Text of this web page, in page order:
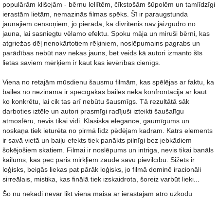
populārām klišejām - bērnu lellītēm, čīkstošām šūpolēm un tamlīdzīgi
ierastām lietām, nemazinās filmas spēks. Šī ir paraugstunda
jaunajiem censoņiem, jo pierāda, ka divritenis nav jāizgudro no
jauna, lai sasniegtu vēlamo efektu. Spoku māja un miruši bērni, kas
atgriežas dēļ nenokārtotiem rēķiniem, noslēpumains pagrabs un
parādības nebūt nav nekas jauns, bet veids kā autori izmanto šīs
lietas saviem mērķiem ir kaut kas ievērības cienīgs.
Viena no retajām mūsdienu šausmu filmām, kas spēlējas ar faktu, ka
bailes no nezināmā ir spēcīgākas bailes nekā konfrontācija ar kaut
ko konkrētu, lai cik tas arī nebūtu šausmīgs. Tā rezultātā sāk
darboties iztēle un autori prasmīgi radījuši izteikti šaušalīgu
atmosfēru, nevis tikai vidi. Klasiska elegance, gaumīgums un
noskaņa tiek ieturēta no pirmā līdz pēdējam kadram. Katrs elements
ir savā vietā un baiļu efekts tiek panākts pilnīgi bez jebkādiem
šokējošiem skatiem. Filmai ir noslēpums un intriga, nevis tikai banāls
kailums, kas pēc pāris mirkļiem zaudē savu pievilcību. Sižets ir
loģisks, beigās liekas pat pārāk loģisks, jo filmā dominē iracionāli
sirreālais, mistika, kas finālā tiek izskaidrota, šoreiz varbūt lieki...
Šo nu nekādi nevar likt vienā maisā ar ierastajām ātro uzkodu